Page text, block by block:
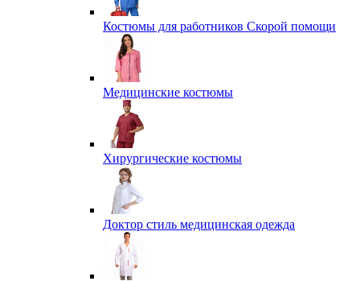
Костюмы для работников Скорой помощи
Медицинские костюмы
Хирургические костюмы
Доктор стиль медицинская одежда